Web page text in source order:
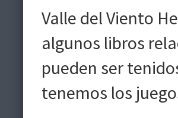
Valle del Viento
algunos libros
pueden ser
tenemos los